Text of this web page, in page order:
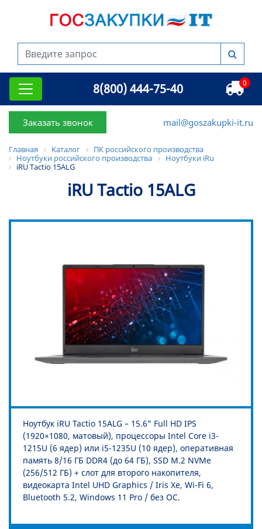
8(800) 444-75-40 0
Заказать звонок mail@goszakupki-it.ru
Главная Каталог
ПК российского производства
Ноутбуки российского производства
Ноутбуки iRu
iRU Tactio 15ALG
iRU Tactio 15ALG
Ноутбук iRU Tactio 15ALG – 15.6" Full HD IPS
(1920×1080, матовый), процессоры Intel Core i3-
1215U (6 ядер) или i5-1235U (10 ядер), оперативная
память 8/16 ГБ DDR4 (до 64 ГБ), SSD M.2 NVMe
(256/512 ГБ) + слот для второго накопителя,
видеокарта Intel UHD Graphics / Iris Xe, Wi-Fi 6,
Bluetooth 5.2, Windows 11 Pro / без ОС.